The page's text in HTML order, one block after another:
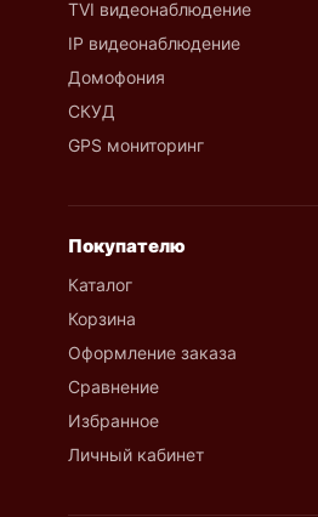
TVI видеонаблюдение
IP видеонаблюдение
Домофония
СКУД
GPS мониторинг
Покупателю
Каталог
Корзина
Оформление заказа
Сравнение
Избранное
Личный кабинет